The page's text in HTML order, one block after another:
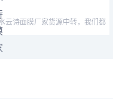
云诗面膜厂家货源中转，我们都
中转的货，不论